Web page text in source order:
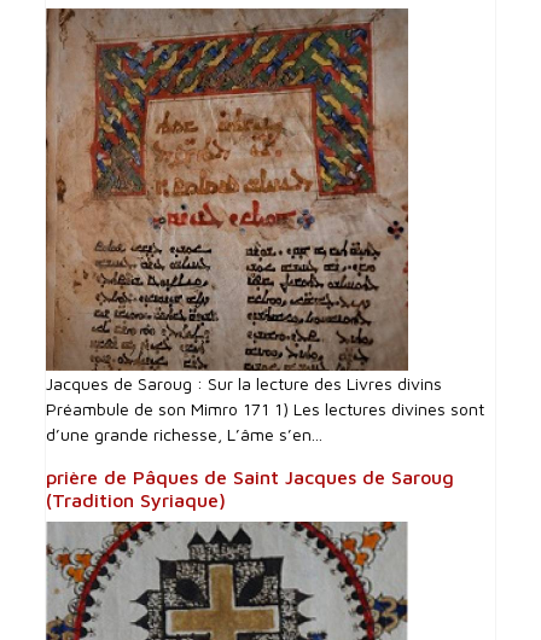
Jacques de Saroug : Sur la lecture des Livres divins
Préambule de son Mimro 171 1) Les lectures divines sont
d’une grande richesse, L’âme s’en...
prière de Pâques de Saint Jacques de Saroug
(Tradition Syriaque)